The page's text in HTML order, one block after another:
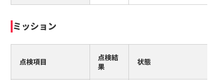
ミッション
点検項目
点検結
果
状態